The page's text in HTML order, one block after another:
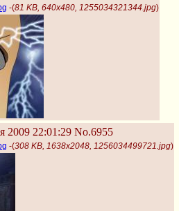
-(81 KB, 640x480, 1255034321344.jpg)
2009 22:01:29 No.6955
-(308 KB, 1638x2048, 1256034499721.jpg)